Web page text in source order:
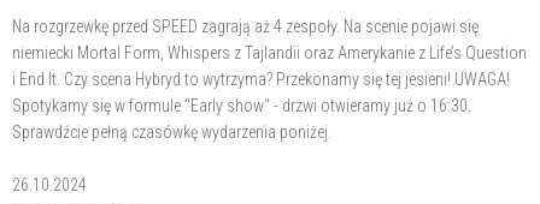
Na rozgrzewkę przed SPEED zagrają aż 4 zespoły. Na scenie pojawi się
niemiecki Mortal Form, Whispers z Tajlandii oraz Amerykanie z Life’s Question
i End It. Czy scena Hybryd to wytrzyma? Przekonamy się tej jesieni! UWAGA!
Spotykamy się w formule "Early show" - drzwi otwieramy już o 16:30.
Sprawdźcie pełną czasówkę wydarzenia poniżej.
26.10.2024